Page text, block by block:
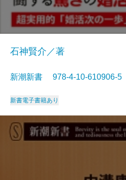
石神賢介／著
新潮新書 978-4-10-
新書電子書籍あり